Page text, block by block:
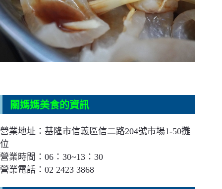
關媽媽美食的資訊
營業地址：基隆市信義區信二路204號市場1-50攤
位
營業時間：06：30~13：30
營業電話：02 2423 3868